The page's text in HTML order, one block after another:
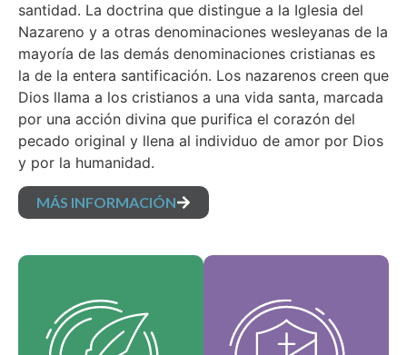
santidad. La doctrina que distingue a la Iglesia del
Nazareno y a otras denominaciones wesleyanas de la
mayoría de las demás denominaciones cristianas es
la de la entera santificación. Los nazarenos creen que
Dios llama a los cristianos a una vida santa, marcada
por una acción divina que purifica el corazón del
pecado original y llena al individuo de amor por Dios
y por la humanidad.
MÁS INFORMACIÓN
Nuestros Artículos de
creencias
fundamentales y
establecen las
Nuestros Valores
constituyen la esencia
de nuestra identidad,
respaldan la visión de